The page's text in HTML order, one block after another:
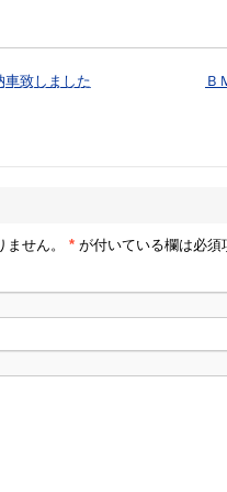
車致しました
Ｂ
ません。 * が付いている欄は必須